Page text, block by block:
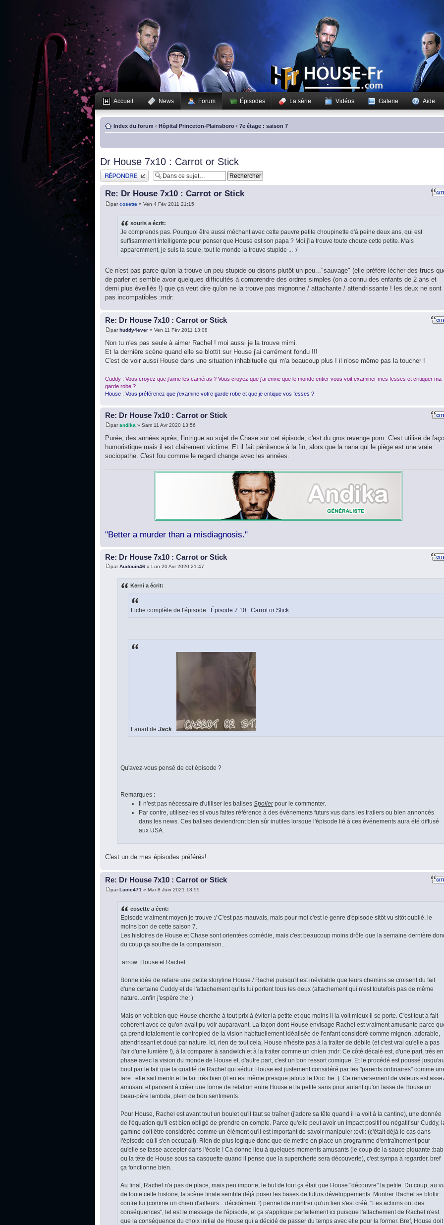
Accueil News Forum Épisodes La série Vidéos Galerie Aide
Index du forum ‹ Hôpital Princeton-Plainsboro ‹ 7e étage : saison 7
Dr House 7x10 : Carrot or Stick
Publier une réponse
Re: Dr House 7x10 : Carrot or Stick
parcosette » Ven 4 Fév 2011 21:15
souris a écrit:
Je comprends pas. Pourquoi être aussi méchant avec cette pauvre petite choupinette d'à peine deux ans, qui est
suffisamment intelligente pour penser que House est son papa ? Moi j'la trouve toute choute cette petite. Mais
apparemment, je suis la seule, tout le monde la trouve stupide ... :/
Ce n'est pas parce qu'on la trouve un peu stupide ou disons plutôt un peu..."sauvage" (elle préfère lécher des trucs
de parler et semble avoir quelques difficultés à comprendre des ordres simples (on a connu des enfants de 2 ans et
demi plus éveillés !) que ça veut dire qu'on ne la trouve pas mignonne / attachante / attendrissante ! les deux ne sont
pas incompatibles :mdr:
Re: Dr House 7x10 : Carrot or Stick
parhuddy4ever » Ven 11 Fév 2011 13:08
Non tu n'es pas seule à aimer Rachel ! moi aussi je la trouve mimi.
Et la dernière scène quand elle se blottit sur House j'ai carrément fondu !!!
C'est de voir aussi House dans une situation inhabituelle qui m'a beaucoup plus ! il n'ose même pas la toucher !
Cuddy : Vous croyez que j'aime les caméras ? Vous croyez que j'ai envie que le monde entier vous voit examiner mes fesses et critiquer ma
garde robe ?
House : Vous préféreriez que j'examine votre garde robe et que je critique vos fesses ?
Re: Dr House 7x10 : Carrot or Stick
parandika » Sam 11 Avr 2020 13:56
Purée, des années après, l'intrigue au sujet de Chase sur cet épisode, c'est du gros revenge porn. C'est utilisé de
humoristique mais il est clairement victime. Et il fait pénitence à la fin, alors que la nana qui le piège est une vraie
sociopathe. C'est fou comme le regard change avec les années.
"Better a murder than a misdiagnosis."
Re: Dr House 7x10 : Carrot or Stick
parAudouin46 » Lun 20 Avr 2020 21:47
Kerni a écrit:
Fiche complète de l'épisode : Épisode 7.10 : Carrot or Stick
Fanart de Jack :
Qu'avez-vous pensé de cet épisode ?
Remarques :
Il n'est pas nécessaire d'utiliser les balisesSpoilerpour le commenter.
Par contre, utilisez-les si vous faites référence à des événements futurs vus dans les trailers ou bien annoncés
dans les news. Ces balises deviendront bien sûr inutiles lorsque l'épisode lié à ces événements aura été diffusé
aux USA.
C'est un de mes épisodes préférés!
Re: Dr House 7x10 : Carrot or Stick
parLucie471 » Mar 8 Juin 2021 13:55
cosette a écrit:
Episode vraiment moyen je trouve :/ C'est pas mauvais, mais pour moi c'est le genre d'épisode sitôt vu sitôt oublié, le
moins bon de cette saison 7.
Les histoires de House et Chase sont orientées comédie, mais c'est beaucoup moins drôle que la semaine dernière
du coup ça souffre de la comparaison...
:arrow: House et Rachel
Bonne idée de refaire une petite storyline House / Rachel puisqu'il est inévitable que leurs chemins se croisent du fait
d'une certaine Cuddy et de l'attachement qu'ils lui portent tous les deux (attachement qui n'est toutefois pas de même
nature...enfin j'espère :he: )
Mais on voit bien que House cherche à tout prix à éviter la petite et que moins il la voit mieux il se porte. C'est tout à fait
cohérent avec ce qu'on avait pu voir auparavant. La façon dont House envisage Rachel est vraiment amusante parce
ça prend totalement le contrepied de la vision habituellement idéalisée de l'enfant considéré comme mignon, adorable,
attendrissant et doué par nature. Ici, rien de tout cela, House n'hésite pas à la traiter de débile (et c'est vrai qu'elle a pas
l'air d'une lumière !), à la comparer à sandwich et à la traiter comme un chien :mdr: Ce côté décalé est, d'une part, très en
phase avec la vision du monde de House et, d'autre part, c'est un bon ressort comique. Et le procédé est poussé jusqu'au
bout par le fait que la qualité de Rachel qui séduit House est justement considéré par les "parents ordinaires" comme
tare : elle sait mentir et le fait très bien (il en est même presque jaloux le Doc :he: ). Ce renversement de valeurs est
amusant et parvient à créer une forme de relation entre House et la petite sans pour autant qu'on fasse de House un
beau-père lambda, plein de bon sentiments.
Pour House, Rachel est avant tout un boulet qu'il faut se traîner (j'adore sa tête quand il la voit à la cantine), une donnée
de l'équation qu'il est bien obligé de prendre en compte. Parce qu'elle peut avoir un impact positif ou négatif sur Cuddy,
gamine doit être considérée comme un élément qu'il est important de savoir manipuler :evil: (c'était déjà le cas dans
l'épisode où il s'en occupait). Rien de plus logique donc que de mettre en place un programme d'entraînement pour
qu'elle se fasse accepter dans l'école ! Ca donne lieu à quelques moments amusants (le coup de la sauce piquante
ou la tête de House sous sa casquette quand il pense que la supercherie sera découverte), c'est sympa à regarder, bref
ça fonctionne bien.
Au final, Rachel n'a pas de place, mais peu importe, le but de tout ça était que House "découvre" la petite. Du coup, au vu
de toute cette histoire, la scène finale semble déjà poser les bases de futurs développements. Montrer Rachel se blottir
contre lui (comme un chien d'ailleurs... décidément !) permet de montrer qu'un lien s'est créé. "Les actions ont des
conséquences", tel est le message de l'épisode, et ça s'applique parfaitement ici puisque l'attachement de Rachel n'est
que la conséquence du choix initial de House qui a décidé de passer du temps avec elle pour la former. Bref, House doit